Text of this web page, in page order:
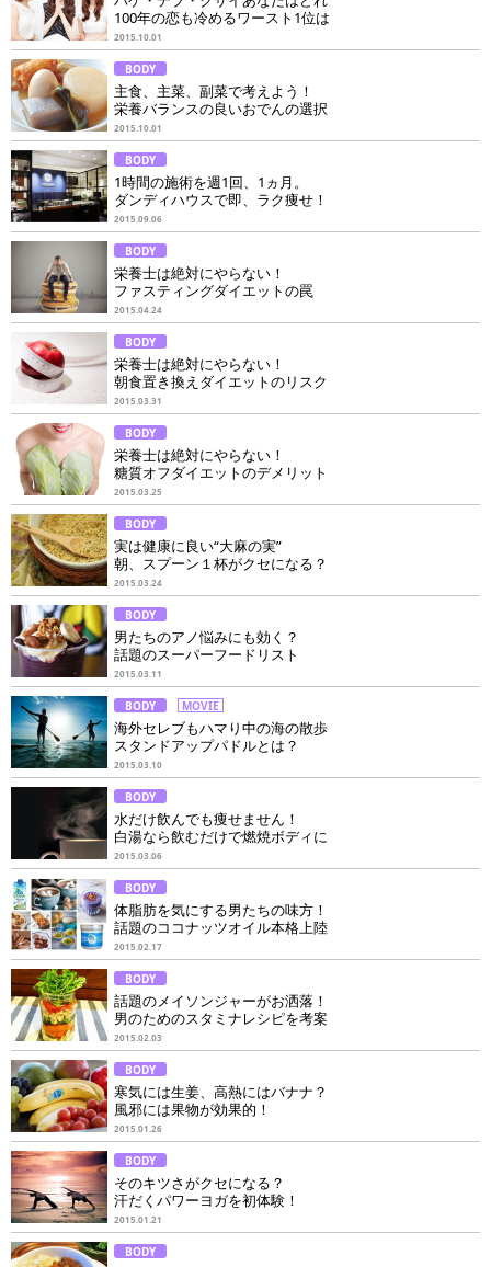
100年の恋も冷めるワースト1位は
2015.10.01
BODY
主食、主菜、副菜で考えよう！
栄養バランスの良いおでんの選択
2015.10.01
BODY
1時間の施術を週1回、1ヵ月。
ダンディハウスで即、ラク痩せ！
2015.09.06
BODY
栄養士は絶対にやらない！
ファスティングダイエットの罠
2015.04.24
BODY
栄養士は絶対にやらない！
朝食置き換えダイエットのリスク
2015.03.31
BODY
栄養士は絶対にやらない！
糖質オフダイエットのデメリット
2015.03.25
BODY
実は健康に良い“大麻の実”
朝、スプーン１杯がクセになる？
2015.03.24
BODY
男たちのアノ悩みにも効く？
話題のスーパーフードリスト
2015.03.11
BODY MOVIE
海外セレブもハマり中の海の散歩
スタンドアップパドルとは？
2015.03.10
BODY
水だけ飲んでも痩せません！
白湯なら飲むだけで燃焼ボディに
2015.03.06
BODY
体脂肪を気にする男たちの味方！
話題のココナッツオイル本格上陸
2015.02.17
BODY
話題のメイソンジャーがお洒落！
男のためのスタミナレシピを考案
2015.02.03
BODY
寒気には生姜、高熱にはバナナ？
風邪には果物が効果的！
2015.01.26
BODY
そのキツさがクセになる？
汗だくパワーヨガを初体験！
2015.01.21
BODY